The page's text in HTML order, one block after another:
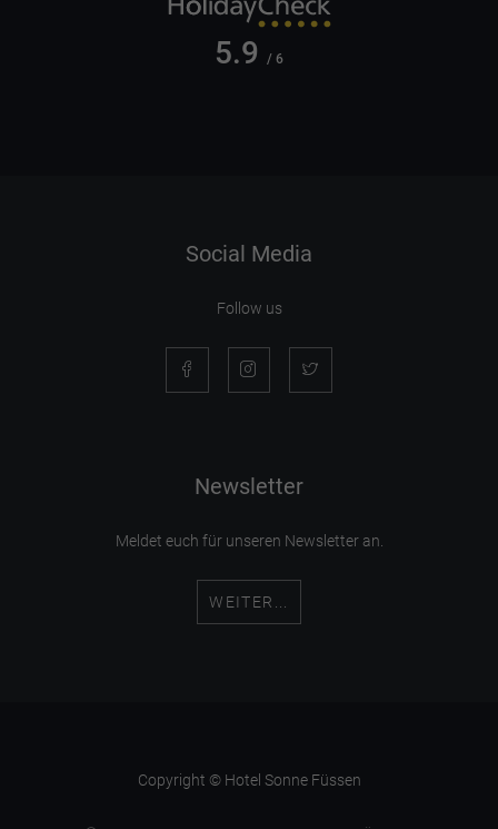
5.9 / 6
Social Media
Follow us
Newsletter
Meldet euch für unseren Newsletter an.
WEITER...
Copyright © Hotel Sonne Füssen